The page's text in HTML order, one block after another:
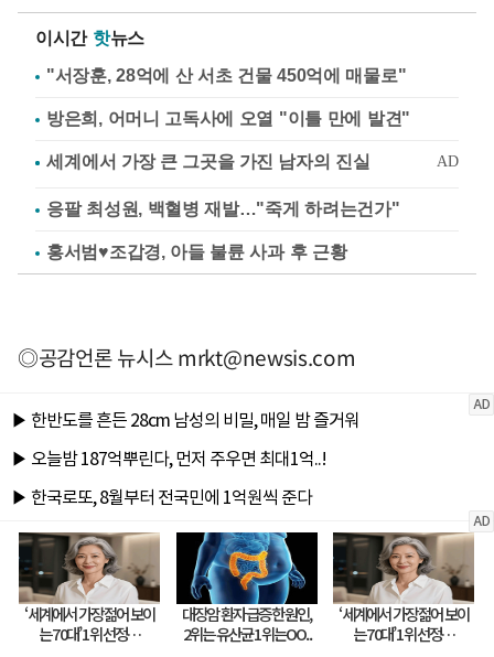
이시간 핫뉴스
"서장훈, 28억에 산 서초 건물 450억에 매물로"
방은희, 어머니 고독사에 오열 "이틀 만에 발견"
응팔 최성원, 백혈병 재발…"죽게 하려는건가"
홍서범♥조갑경, 아들 불륜 사과 후 근황
◎공감언론 뉴시스mrkt@newsis.com